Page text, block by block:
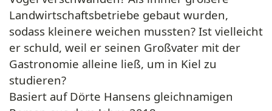
Landwirtschaftsbetriebe gebaut wurden,
sodass kleinere weichen mussten? Ist vielleicht
er schuld, weil er seinen Großvater mit der
Gastronomie alleine ließ, um in Kiel zu
studieren?
Basiert auf Dörte Hansens gleichnamigen